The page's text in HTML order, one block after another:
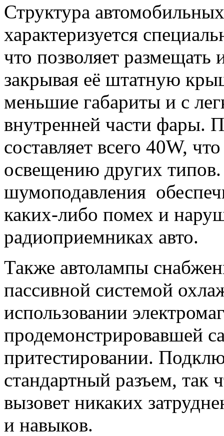
Структура
характеризуется
что позволяет
закрывая её штатную
меньшие габариты и с
внутренней части фары.
составляет всего 40W,
освещению других
шумоподавления
каких-либо помех и
радиоприемниках авто.
Также автолампы
пассивной системой
использовании
продемонстрировавшей
притестировании.
стандартный разъем, так
вызовет никаких
и навыков.